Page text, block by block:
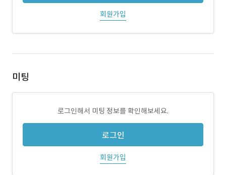
회원가입
미팅
로그인해서 미팅 정보를 확인해보세요.
로그인
회원가입